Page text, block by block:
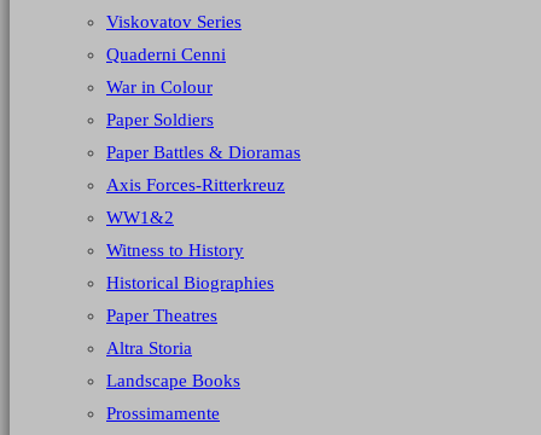
Viskovatov Series
Quaderni Cenni
War in Colour
Paper Soldiers
Paper Battles & Dioramas
Axis Forces-Ritterkreuz
WW1&2
Witness to History
Historical Biographies
Paper Theatres
Altra Storia
Landscape Books
Prossimamente